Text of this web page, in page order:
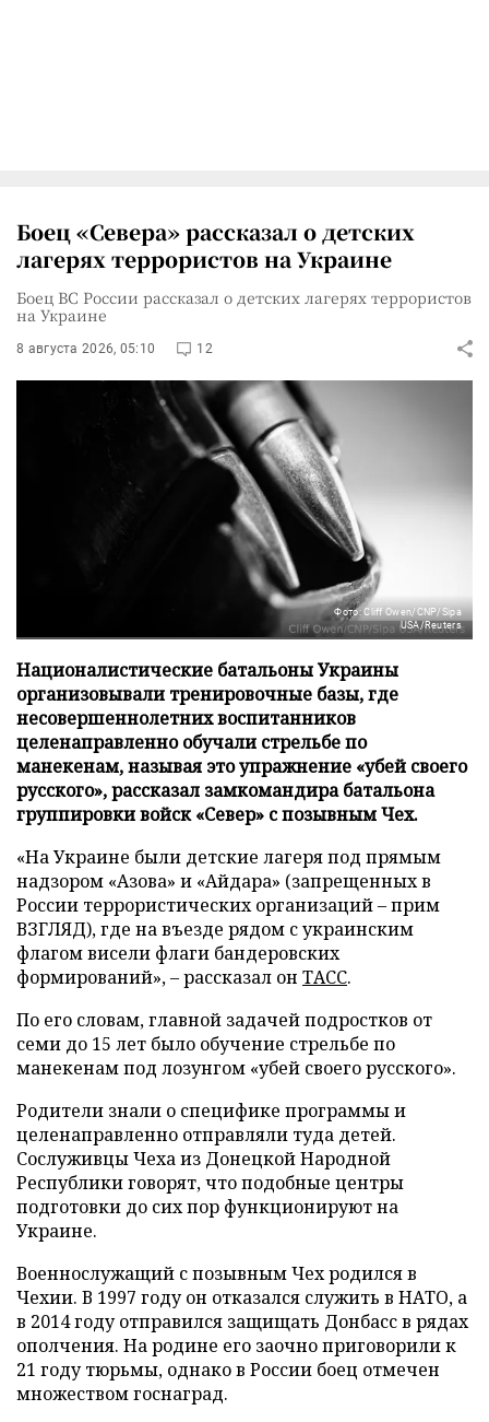
Боец «Севера» рассказал о детских
лагерях террористов на Украине
Боец ВС России рассказал о детских лагерях террористов
на Украине
8 августа 2026, 05:10 12
Фото: Cliff Owen/CNP/Sipa
USA/Reuters
Националистические батальоны Украины
организовывали тренировочные базы, где
несовершеннолетних воспитанников
целенаправленно обучали стрельбе по
манекенам, называя это упражнение «убей своего
русского», рассказал замкомандира батальона
группировки войск «Север» с позывным Чех.
«На Украине были детские лагеря под прямым
надзором «Азова» и «Айдара» (запрещенных в
России террористических организаций – прим
ВЗГЛЯД), где на въезде рядом с украинским
флагом висели флаги бандеровских
формирований», – рассказал он ТАСС.
По его словам, главной задачей подростков от
семи до 15 лет было обучение стрельбе по
манекенам под лозунгом «убей своего русского».
Родители знали о специфике программы и
целенаправленно отправляли туда детей.
Сослуживцы Чеха из Донецкой Народной
Республики говорят, что подобные центры
подготовки до сих пор функционируют на
Украине.
Военнослужащий с позывным Чех родился в
Чехии. В 1997 году он отказался служить в НАТО, а
в 2014 году отправился защищать Донбасс в рядах
ополчения. На родине его заочно приговорили к
21 году тюрьмы, однако в России боец отмечен
множеством госнаград.